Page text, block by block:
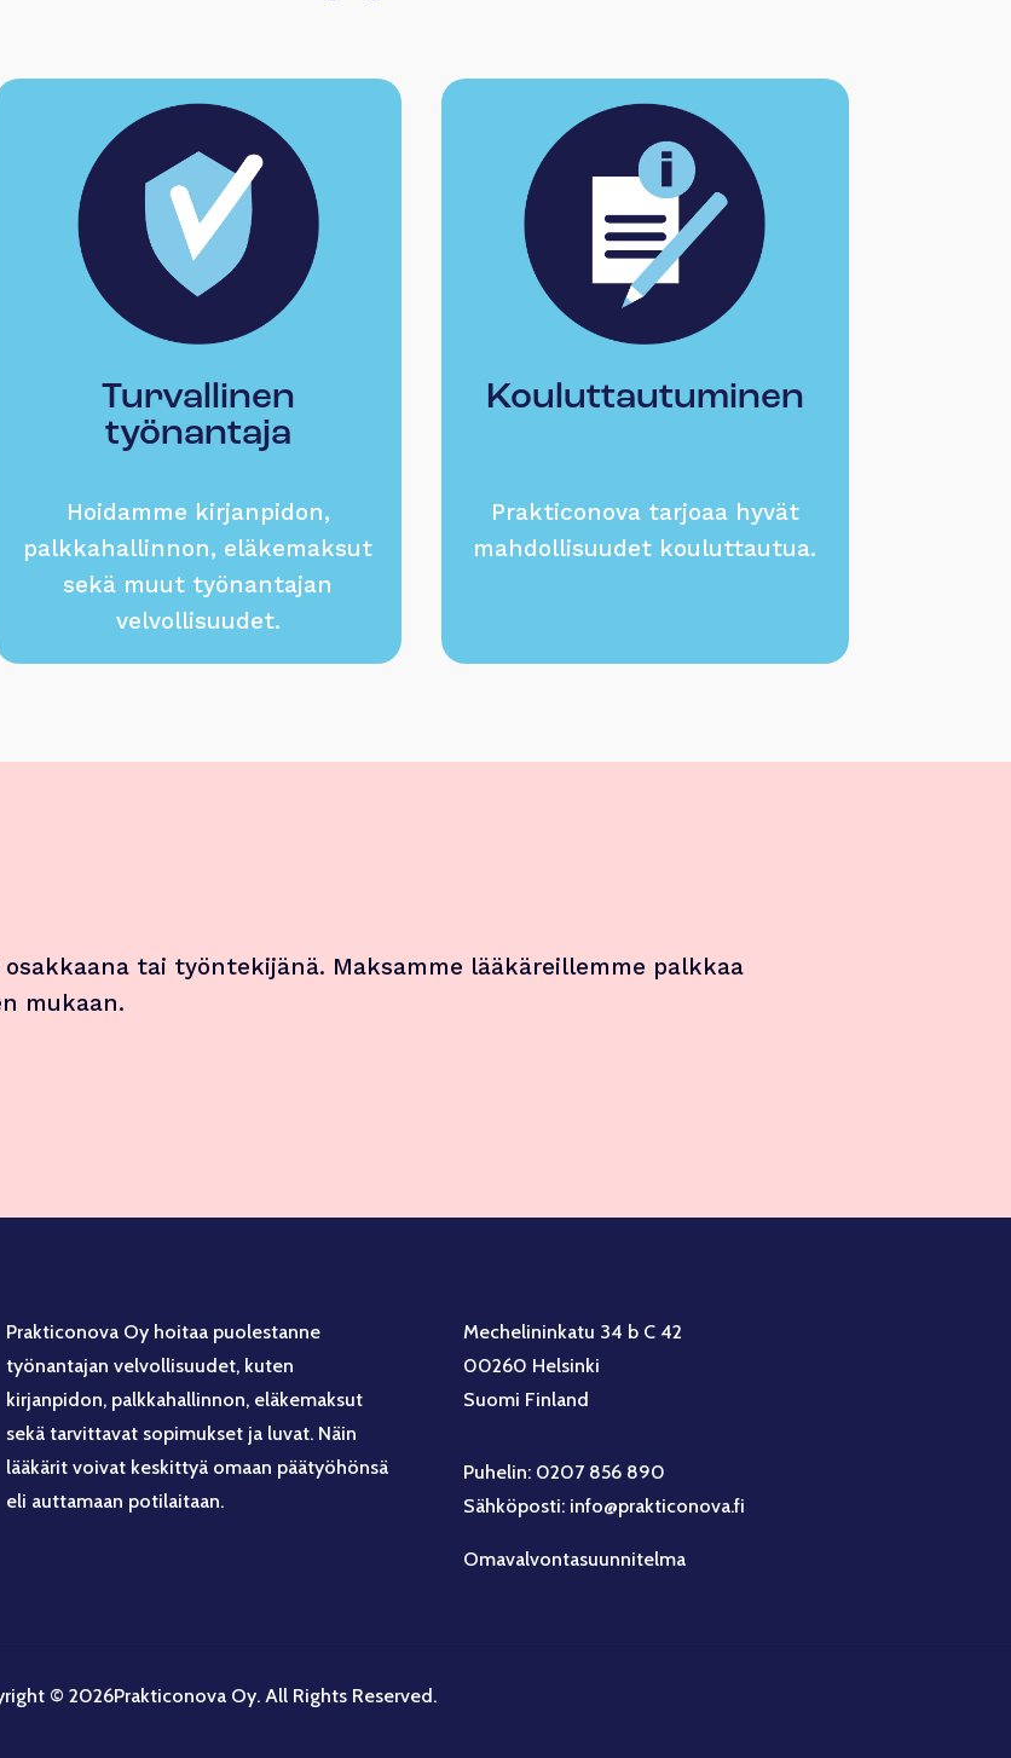
Turvallinen
työnantaja
Hoidamme kirjanpidon,
palkkahallinnon, eläkemaksut
sekä muut työnantajan
velvollisuudet.
Kouluttautuminen
Prakticonova tarjoaa hyvät
mahdollisuudet kouluttautua.
tai työntekijänä. Maksamme lääkäreillemme palkkaa
mukaan.
Prakticonova Oy hoitaa puolestanne
työnantajan velvollisuudet, kuten
kirjanpidon, palkkahallinnon, eläkemaksut
sekä tarvittavat sopimukset ja luvat. Näin
lääkärit voivat keskittyä omaan päätyöhönsä
eli auttamaan potilaitaan.
Mechelininkatu 34 b C 42
00260 Helsinki
Suomi Finland
Puhelin: 0207 856 890
Sähköposti: info@prakticonova.fi
Omavalvontasuunnitelma
© 2026Prakticonova Oy. All Rights Reserved.